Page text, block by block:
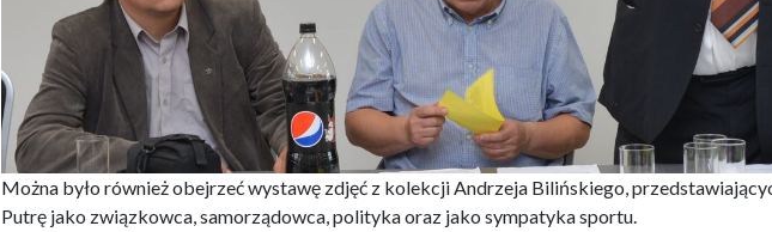
Można było również obejrzeć wystawę zdjęć z kolekcji Andrzeja Bilińskiego,
Putrę jako związkowca, samorządowca, polityka oraz jako sympatyka sportu.